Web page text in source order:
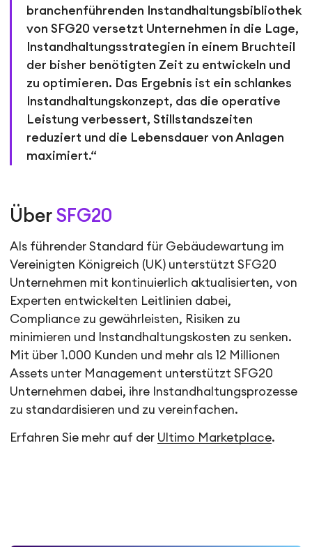
branchenführenden Instandhaltungsbibliothek
von SFG20 versetzt Unternehmen in die Lage,
Instandhaltungsstrategien in einem Bruchteil
der bisher benötigten Zeit zu entwickeln und
zu optimieren. Das Ergebnis ist ein schlankes
Instandhaltungskonzept, das die operative
Leistung verbessert, Stillstandszeiten
reduziert und die Lebensdauer von Anlagen
maximiert.“
Über SFG20
Als führender Standard für Gebäudewartung im
Vereinigten Königreich (UK) unterstützt SFG20
Unternehmen mit kontinuierlich aktualisierten, von
Experten entwickelten Leitlinien dabei,
Compliance zu gewährleisten, Risiken zu
minimieren und Instandhaltungskosten zu senken.
Mit über 1.000 Kunden und mehr als 12 Millionen
Assets unter Management unterstützt SFG20
Unternehmen dabei, ihre Instandhaltungsprozesse
zu standardisieren und zu vereinfachen.
Erfahren Sie mehr auf der Ultimo Marketplace.